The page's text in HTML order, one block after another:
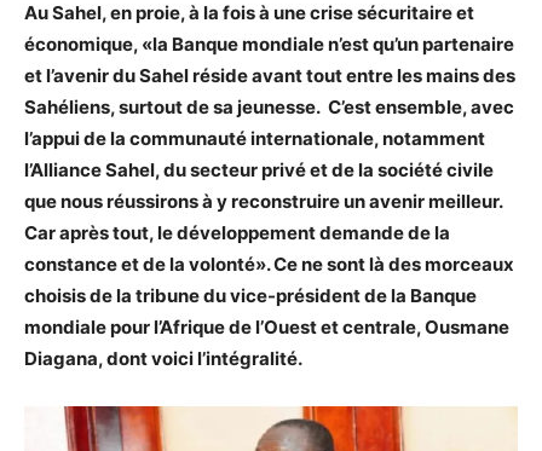
Au Sahel, en proie, à la fois à une crise sécuritaire et
économique, «la Banque mondiale n’est qu’un partenaire
et l’avenir du Sahel réside avant tout entre les mains des
Sahéliens, surtout de sa jeunesse. C’est ensemble, avec
l’appui de la communauté internationale, notamment
l’Alliance Sahel, du secteur privé et de la société civile
que nous réussirons à y reconstruire un avenir meilleur.
Car après tout, le développement demande de la
constance et de la volonté». Ce ne sont là des morceaux
choisis de la tribune du vice-président de la Banque
mondiale pour l’Afrique de l’Ouest et centrale, Ousmane
Diagana, dont voici l’intégralité.